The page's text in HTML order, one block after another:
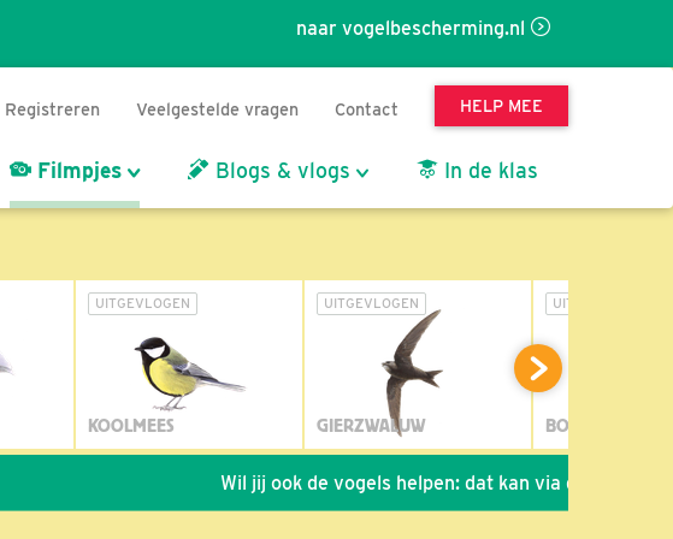
naar vogelbescherming.nl
Registreren Veelgestelde vragen Contact HELP MEE
Filmpjes Blogs & vlogs In de klas
UITGEVLOGEN
KOOLMEES
UITGEVLOGEN
GIERZWALUW
UITGEVLOGEN
BOSUIL
Wil jij ook de vogels helpen: dat kan via de link!